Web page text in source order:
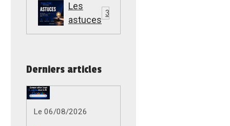
Les
astuces
307
Derniers articles
Le 06/08/2026